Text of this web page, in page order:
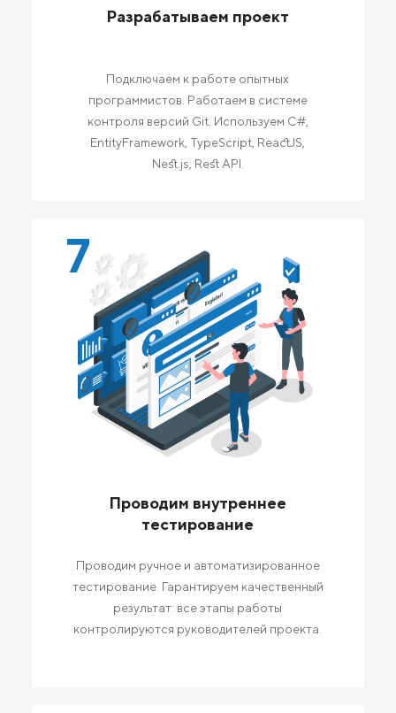
Разрабатываем проект
Подключаем к работе опытных
программистов. Работаем в системе
контроля версий Git. Используем C#,
EntityFramework, TypeScript, ReactJS,
Nest.js, Rest API.
7
Проводим внутреннее
тестирование
Проводим ручное и автоматизированное
тестирование. Гарантируем качественный
результат: все этапы работы
контролируются руководителей проекта.